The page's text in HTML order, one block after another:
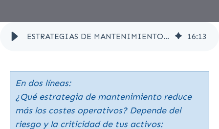
ESTRATEGIAS DE MANTENIMIENTO PARA REDUCIR LOS COSTES OPERATIVOS: CÚAL ELEGIR Y CÓMO MEDIR EL AHORRO 16:13
En dos líneas:
¿Qué estrategia de mantenimiento reduce
más los costes operativos? Depende del
riesgo y la criticidad de tus activos: